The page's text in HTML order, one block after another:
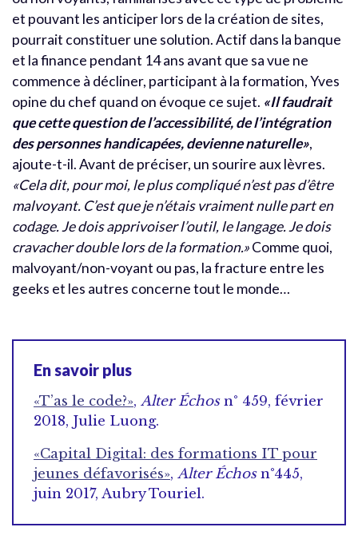
et pouvant les anticiper lors de la création de sites,
pourrait constituer une solution. Actif dans la banque
et la finance pendant 14 ans avant que sa vue ne
commence à décliner, participant à la formation, Yves
opine du chef quand on évoque ce sujet. «Il faudrait
que cette question de l’accessibilité, de l’intégration
des personnes handicapées, devienne naturelle»,
ajoute-t-il. Avant de préciser, un sourire aux lèvres.
«Cela dit, pour moi, le plus compliqué n’est pas d’être
malvoyant. C’est que je n’étais vraiment nulle part en
codage. Je dois apprivoiser l’outil, le langage. Je dois
cravacher double lors de la formation.»Comme quoi,
malvoyant/non-voyant ou pas, la fracture entre les
geeks et les autres concerne tout le monde…
En savoir plus
«T’as le code?», Alter Échosn° 459, février
2018, Julie Luong.
«Capital Digital: des formations IT pour
jeunes défavorisés», Alter Échosn°445,
juin 2017, Aubry Touriel.